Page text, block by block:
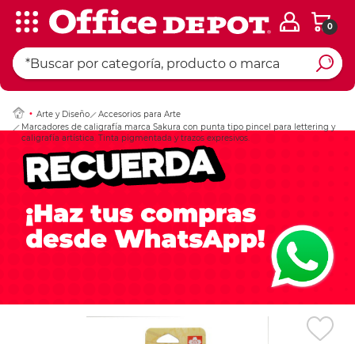
0
Arte y Diseño
Accesorios para Arte
Marcadores de caligrafía marca Sakura con punta tipo pincel para lettering y
caligrafía artística. Tinta pigmentada y trazos expresivos.
Ingresar Codigo